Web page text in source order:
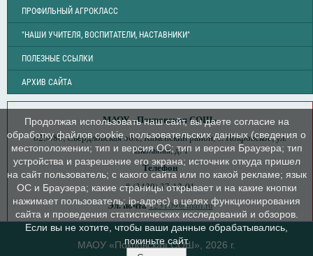
ПРОФИЛЬНЫЙ АГРОКЛАСС
"НАШИ УЧИТЕЛЯ, ВОСПИТАТЕЛИ, НАСТАВНИКИ"
ПОЛЕЗНЫЕ ССЫЛКИ
АРХИВ САЙТА
МАОУ «Покровская СОШ»
623480, Свердловская обл., Каменский район, с. Покровское, ул.
Школьная, д. 1
Телефон
8 (3439) 37-12-01
Эл. почта123109@mail.ru
МАОУ «Покровская СОШ», 2026 г.
Продолжая использовать наш сайт, вы даете согласие на
обработку файлов cookie, пользовательских данных (сведения о
местоположении; тип и версия ОС; тип и версия Браузера; тип
устройства и разрешение его экрана; источник откуда пришел
на сайт пользователь; с какого сайта или по какой рекламе; язык
ОС и Браузера; какие страницы открывает и на какие кнопки
нажимает пользователь; ip-адрес) в целях функционирования
сайта и проведения статистических исследований и обзоров.
Если вы не хотите, чтобы ваши данные обрабатывались,
покиньте сайт.